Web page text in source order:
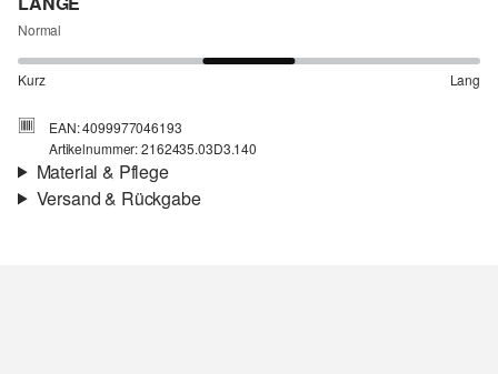
Normal
Kurz Lang
EAN: 4099977046193
Artikelnummer: 2162435.03D3.140
Material & Pflege
Versand & Rückgabe